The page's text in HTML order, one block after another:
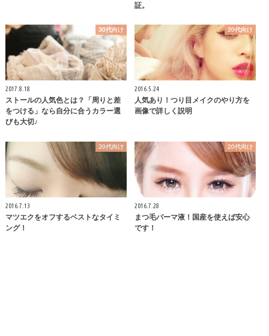
証。
30代向け
2017.8.18
ストールの人気色とは？「周りと差
をつける」なら自分に合うカラー選
びも大切♪
20代向け
2016.5.24
人気あり！つり目メイクのやり方を
画像で詳しく説明
20代向け
2016.7.13
マツエクをオフするベストなタイミ
ング！
20代向け
2016.7.28
まつ毛パーマ液！国産を使えば安心
です！